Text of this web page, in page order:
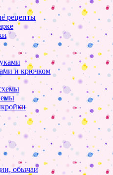
рецепты
и крючком
обычаи